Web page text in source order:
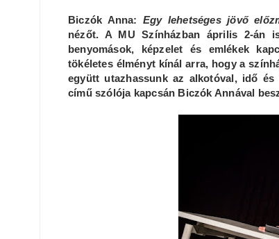
Biczók Anna: Egy lehetséges jövő
nézőt. A MU Színházban április 2-án
benyomások, képzelet és emlékek
tökéletes élményt kínál arra, hogy a
együtt utazhassunk az alkotóval, idő
című szólója kapcsán Biczók Annával